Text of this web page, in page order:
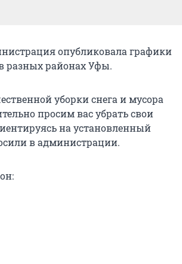
опубликовала графики
разных районах Уфы.
уборки снега и мусора
просим вас убрать свои
на установленный
в администрации.